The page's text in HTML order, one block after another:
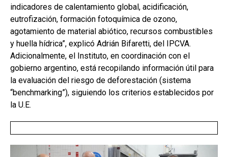
indicadores de calentamiento global, acidificación,
eutrofización, formación fotoquímica de ozono,
agotamiento de material abiótico, recursos combustibles
y huella hídrica”, explicó Adrián Bifaretti, del IPCVA.
Adicionalmente, el Instituto, en coordinación con el
gobierno argentino, está recopilando información útil para
la evaluación del riesgo de deforestación (sistema
“benchmarking”), siguiendo los criterios establecidos por
la U.E.